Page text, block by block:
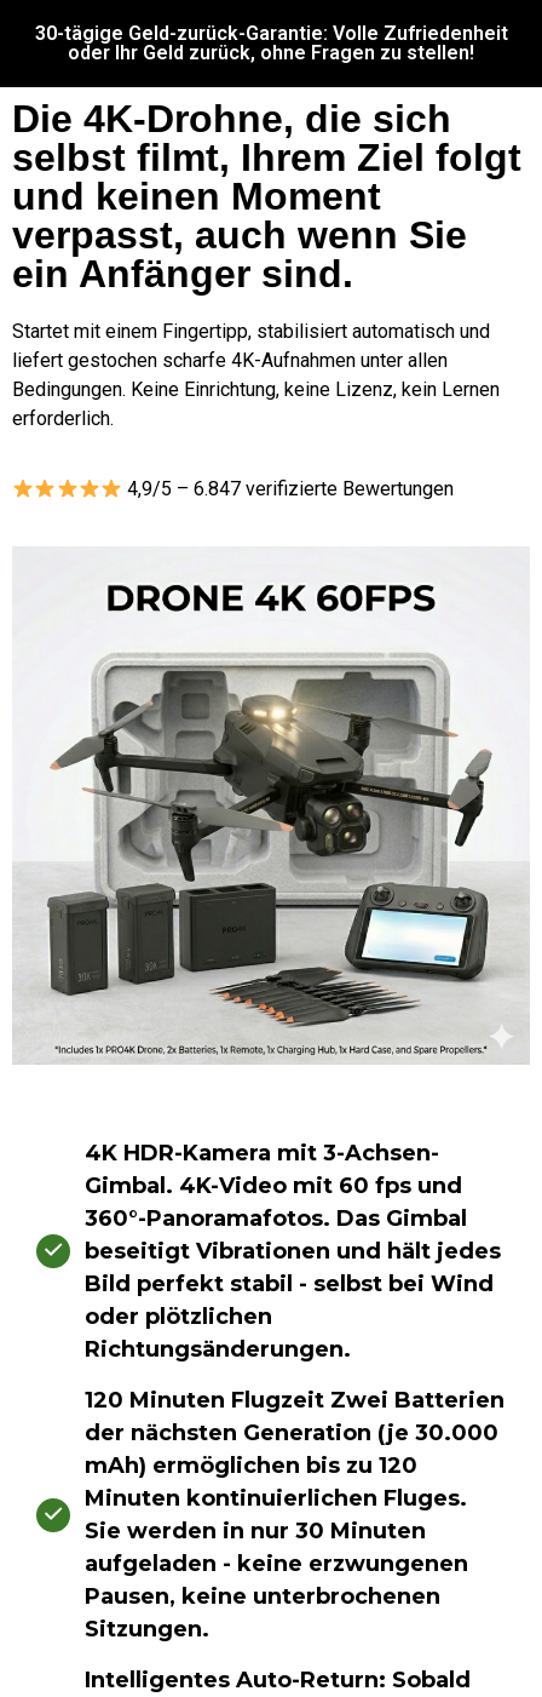
30-tägige Geld-zurück-Garantie: Volle Zufriedenheit
oder Ihr Geld zurück, ohne Fragen zu stellen!
Die 4K-Drohne, die sich
selbst filmt, Ihrem Ziel folgt
und keinen Moment
verpasst, auch wenn Sie
ein Anfänger sind.
Startet mit einem Fingertipp, stabilisiert automatisch und
liefert gestochen scharfe 4K-Aufnahmen unter allen
Bedingungen. Keine Einrichtung, keine Lizenz, kein Lernen
erforderlich.
4,9/5 – 6.847 verifizierte Bewertungen
4K HDR-Kamera mit 3-Achsen-
Gimbal. 4K-Video mit 60 fps und
360°-Panoramafotos. Das Gimbal
beseitigt Vibrationen und hält jedes
Bild perfekt stabil - selbst bei Wind
oder plötzlichen
Richtungsänderungen.
120 Minuten Flugzeit Zwei Batterien
der nächsten Generation (je 30.000
mAh) ermöglichen bis zu 120
Minuten kontinuierlichen Fluges.
Sie werden in nur 30 Minuten
aufgeladen - keine erzwungenen
Pausen, keine unterbrochenen
Sitzungen.
Intelligentes Auto-Return: Sobald